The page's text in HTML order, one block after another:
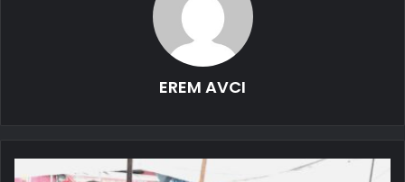
EREM AVCI